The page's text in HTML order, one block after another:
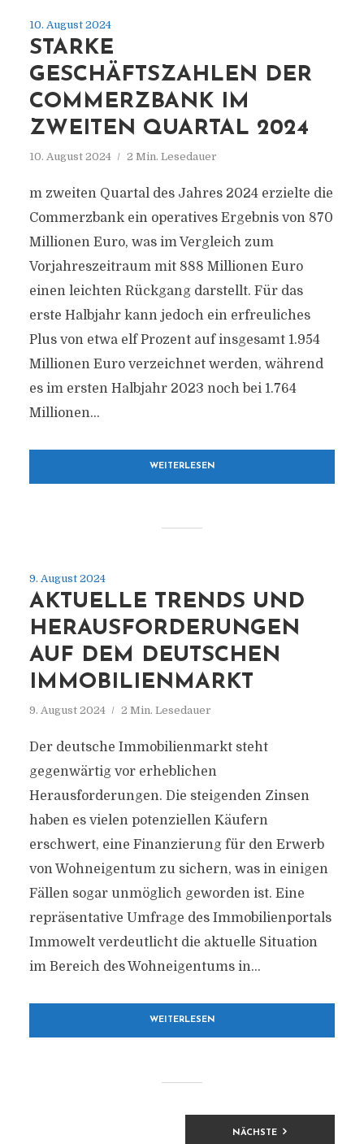
10. August 2024
STARKE
GESCHÄFTSZAHLEN DER
COMMERZBANK IM
ZWEITEN QUARTAL 2024
10. August 2024 2 Min. Lesedauer
m zweiten Quartal des Jahres 2024 erzielte die
Commerzbank ein operatives Ergebnis von 870
Millionen Euro, was im Vergleich zum
Vorjahreszeitraum mit 888 Millionen Euro
einen leichten Rückgang darstellt. Für das
erste Halbjahr kann jedoch ein erfreuliches
Plus von etwa elf Prozent auf insgesamt 1.954
Millionen Euro verzeichnet werden, während
es im ersten Halbjahr 2023 noch bei 1.764
Millionen...
WEITERLESEN
9. August 2024
AKTUELLE TRENDS UND
HERAUSFORDERUNGEN
AUF DEM DEUTSCHEN
IMMOBILIENMARKT
9. August 2024 2 Min. Lesedauer
Der deutsche Immobilienmarkt steht
gegenwärtig vor erheblichen
Herausforderungen. Die steigenden Zinsen
haben es vielen potenziellen Käufern
erschwert, eine Finanzierung für den Erwerb
von Wohneigentum zu sichern, was in einigen
Fällen sogar unmöglich geworden ist. Eine
repräsentative Umfrage des Immobilienportals
Immowelt verdeutlicht die aktuelle Situation
im Bereich des Wohneigentums in...
WEITERLESEN
BEITRAGSNAVIGATIONNÄCHSTE